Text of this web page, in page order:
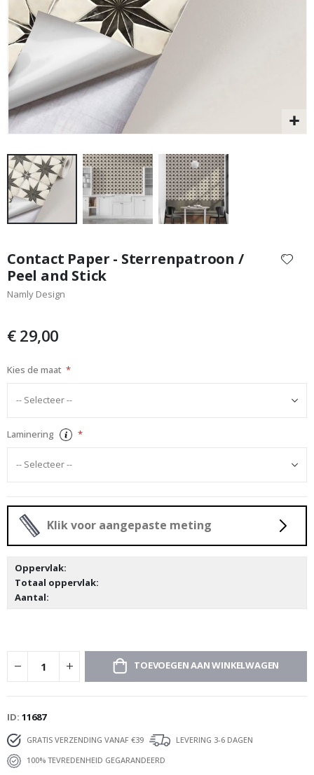
Special
Price
29,00 €
het
begin
van
gallerij
Contact Paper - Sterrenpatroon /
Peel and Stick
Namly Design
€ 29,00
Kies de maat
Laminering
Klik voor aangepaste meting
Oppervlak:
Totaal oppervlak:
Aantal:
TOEVOEGEN AAN WINKELWAGEN
ID 11687
GRATIS VERZENDING VANAF €39
LEVERING 3-6 DAGEN
100% TEVREDENHEID GEGARANDEERD